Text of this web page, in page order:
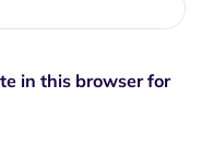
in this browser for